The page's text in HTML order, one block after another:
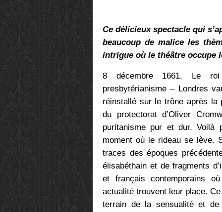
Ce délicieux spectacle qui
beaucoup de malice les
intrigue où le théâtre occupe
8 décembre 1661. Le roi
presbytérianisme – Londres
réinstallé sur le trône après la
du protectorat d’Oliver
puritanisme pur et dur. Voilà
moment où le rideau se lève.
traces des époques
élisabéthain et de fragments
et français contemporains
actualité trouvent leur place.
terrain de la sensualité et